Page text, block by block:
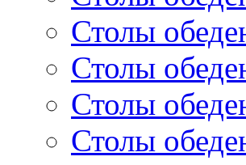
Столы
Столы
Столы
Столы